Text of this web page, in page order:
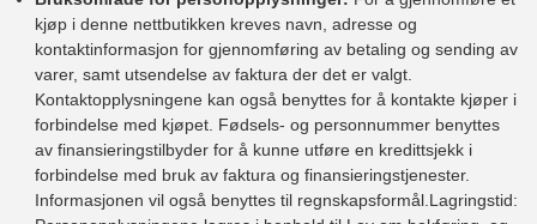
kjøp i denne nettbutikken kreves navn, adresse og
kontaktinformasjon for gjennomføring av betaling og sending av
varer, samt utsendelse av faktura der det er valgt.
Kontaktopplysningene kan også benyttes for å kontakte kjøper i
forbindelse med kjøpet. Fødsels- og personnummer benyttes
av finansieringstilbyder for å kunne utføre en kredittsjekk i
forbindelse med bruk av faktura og finansieringstjenester.
Informasjonen vil også benyttes til regnskapsformål.Lagringstid: